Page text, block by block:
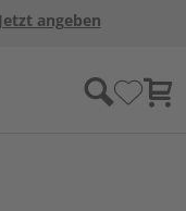
Jetzt angeben